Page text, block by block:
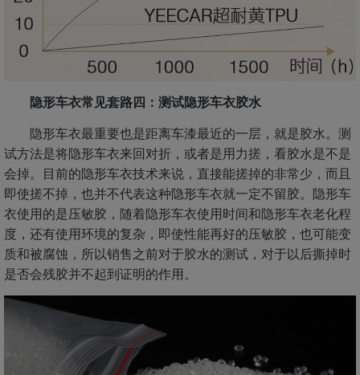
隐形车衣常见套路四：测试隐形车衣胶水
隐形车衣最重要也是距离车漆最近的一层，就是胶水。测
试方法是将隐形车衣来回对折，或者是用力搓，看胶水是不是
会掉。目前的隐形车衣技术来说，直接能搓掉的非常少，而且
即使搓不掉，也并不代表这种隐形车衣就一定不留胶。隐形车
衣使用的是压敏胶，随着隐形车衣使用时间和隐形车衣老化程
度，还有使用环境的复杂，即使性能再好的压敏胶，也可能变
质和被腐蚀，所以销售之前对于胶水的测试，对于以后撕掉时
是否会残胶并不起到证明的作用。